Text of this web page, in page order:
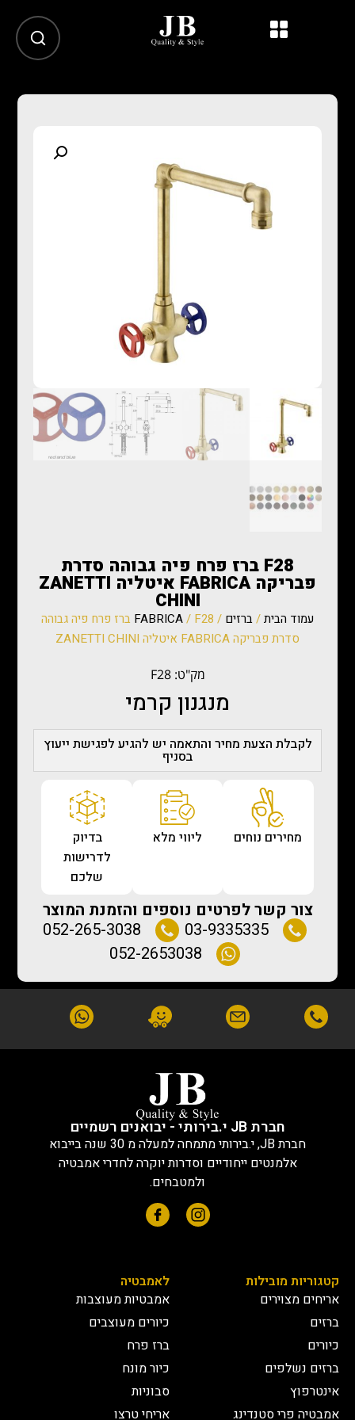
F28 ברז פרח פיה גבוהה סדרת
פבריקה FABRICA איטליה ZANETTI
CHINI
עמוד הבית/ברזים /
FABRICA / F28 ברז פרח פיה גבוהה
סדרת פבריקה FABRICA איטליה ZANETTI CHINI
מק"ט: F28
מנגנון קרמי
לקבלת הצעת מחיר והתאמה יש להגיע לפגישת ייעוץ
בסניף
מחירים נוחים ליווי מלא
בדיוק
לדרישות
שלכם
צור קשר לפרטים נוספים והזמנת המוצר
03-9335335
052-265-3038
052-2653038
חברת JB י.בירותי - יבואנים רשמיים
חברת JB, י.בירותי מתמחה למעלה מ 30 שנה בייבוא
אלמנטים ייחודיים וסדרות יוקרה לחדרי אמבטיה
ולמטבחים.
קטגוריות מובילות
אריחים מצוירים
ברזים
כיורים
ברזים נשלפים
אינטרפוץ
אמבטיה פרי סטנדינג
לאמבטיה
אמבטיות מעוצבות
כיורים מעוצבים
ברז פרח
כיור מונח
סבוניות
אריחי טרצו